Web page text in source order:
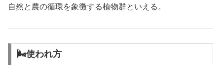
自然と農の循環を象徴する植物群といえる。
🌬使われ方